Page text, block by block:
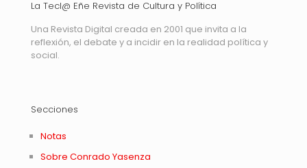
La Tecl@ Eñe Revista de Cultura y Política
Una Revista Digital creada en 2001 que invita a la
reflexión, el debate y a incidir en la realidad política y
social.
Secciones
Notas
Sobre Conrado Yasenza